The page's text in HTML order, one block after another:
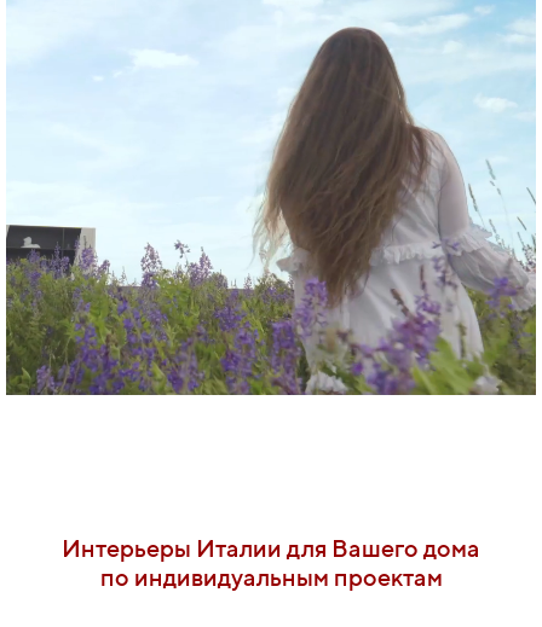
Интерьеры Италии для Вашего дома
по индивидуальным проектам